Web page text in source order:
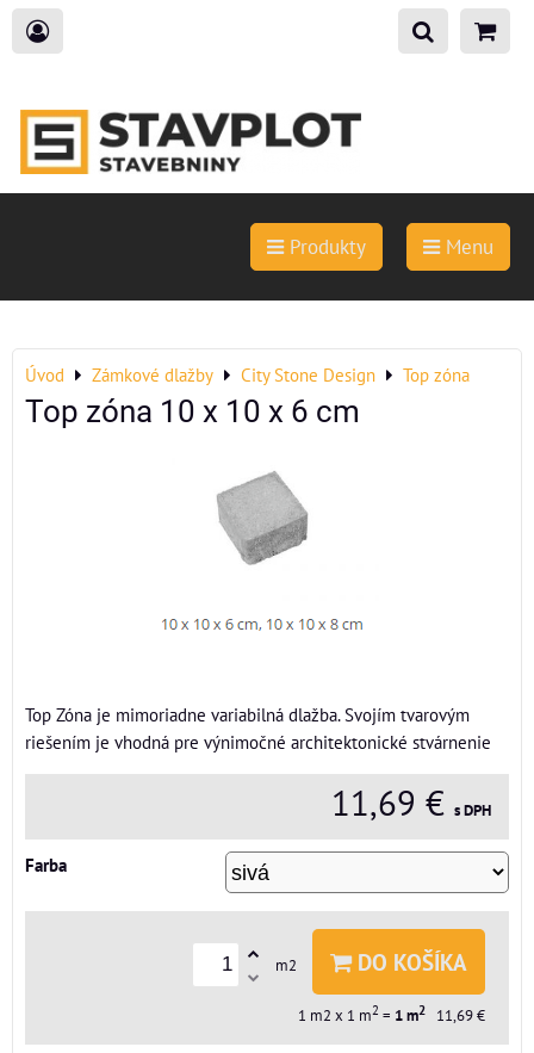
Produkty Menu
Úvod Zámkové dlažby City Stone Design Top zóna
Top zóna 10 x 10 x 6 cm
Top Zóna je mimoriadne variabilná dlažba. Svojím tvarovým
riešením je vhodná pre výnimočné architektonické stvárnenie
11,69 € s DPH
Farba
m2 DO KOŠÍKA
1 m2 x 1 m2 = 1m2 11,69 €